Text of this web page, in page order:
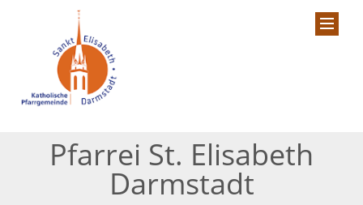
Pfarrei St. Elisabeth
Darmstadt